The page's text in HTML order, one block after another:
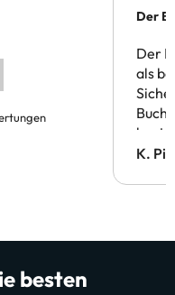
Der
Der
als
K.
besten